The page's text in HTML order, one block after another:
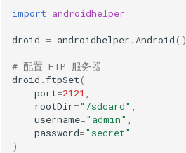
import androidhelper
droid = androidhelper . Android()
# 配置 FTP 服务器
droid .ftpSet(
port=2121
rootDir="/sdcard"
username="admin"
password="secret"
)